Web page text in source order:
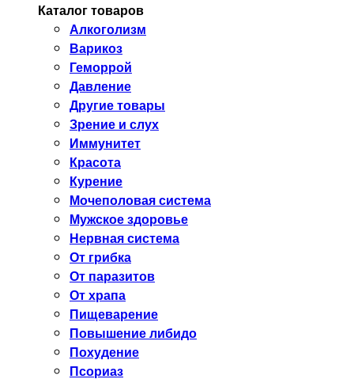
Каталог товаров
Алкоголизм
Варикоз
Геморрой
Давление
Другие товары
Зрение и слух
Иммунитет
Красота
Курение
Мочеполовая система
Мужское здоровье
Нервная система
От грибка
От паразитов
От храпа
Пищеварение
Повышение либидо
Похудение
Псориаз